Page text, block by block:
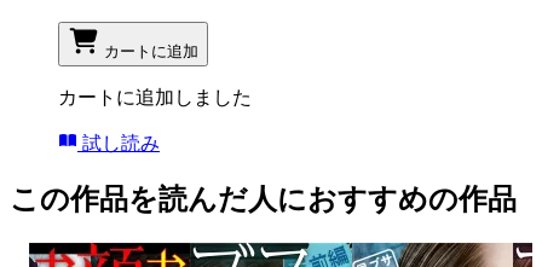
カートに追加
カートに追加しました
試し読み
この作品を読んだ人におすすめの作品